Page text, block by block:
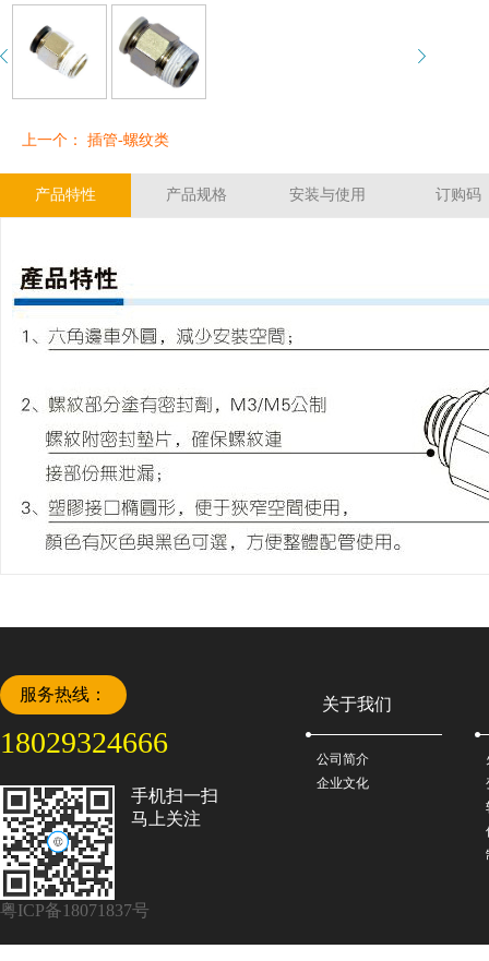
上一个： 插管-螺纹类
产品特性 产品规格 安装与使用 订购码
服务热线：
18029324666
手机扫一扫
马上关注
关于我们
公司简介
企业文化
粤ICP备18071837号